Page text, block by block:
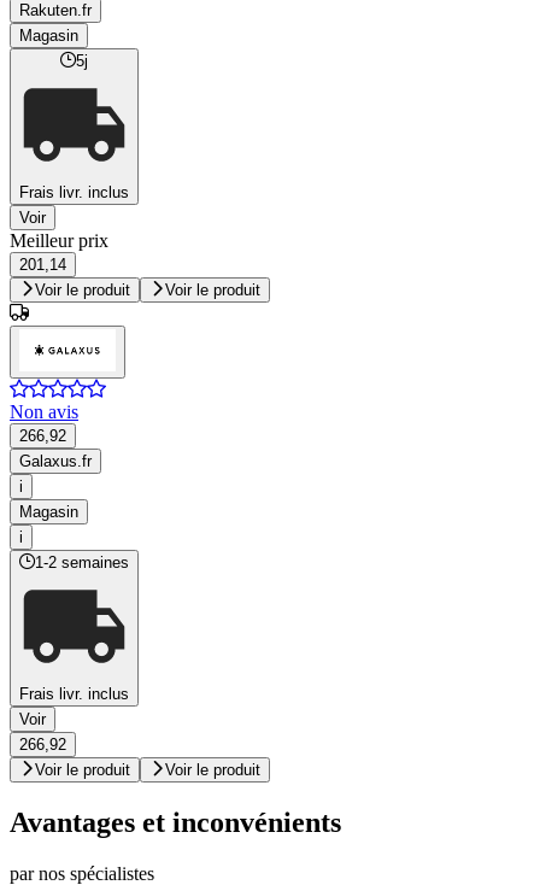
Rakuten.fr
Magasin
5j
Frais livr. inclus
Voir
Meilleur prix
201,14
Voir le produit
Voir le produit
Non avis
266,92
Galaxus.fr
i
Magasin
i
1-2 semaines
Frais livr. inclus
Voir
266,92
Voir le produit
Voir le produit
Avantages et inconvénients
par nos spécialistes